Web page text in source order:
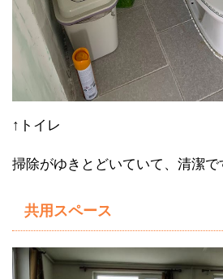
↑トイレ
掃除がゆきとどいていて、清潔で
共用スペース